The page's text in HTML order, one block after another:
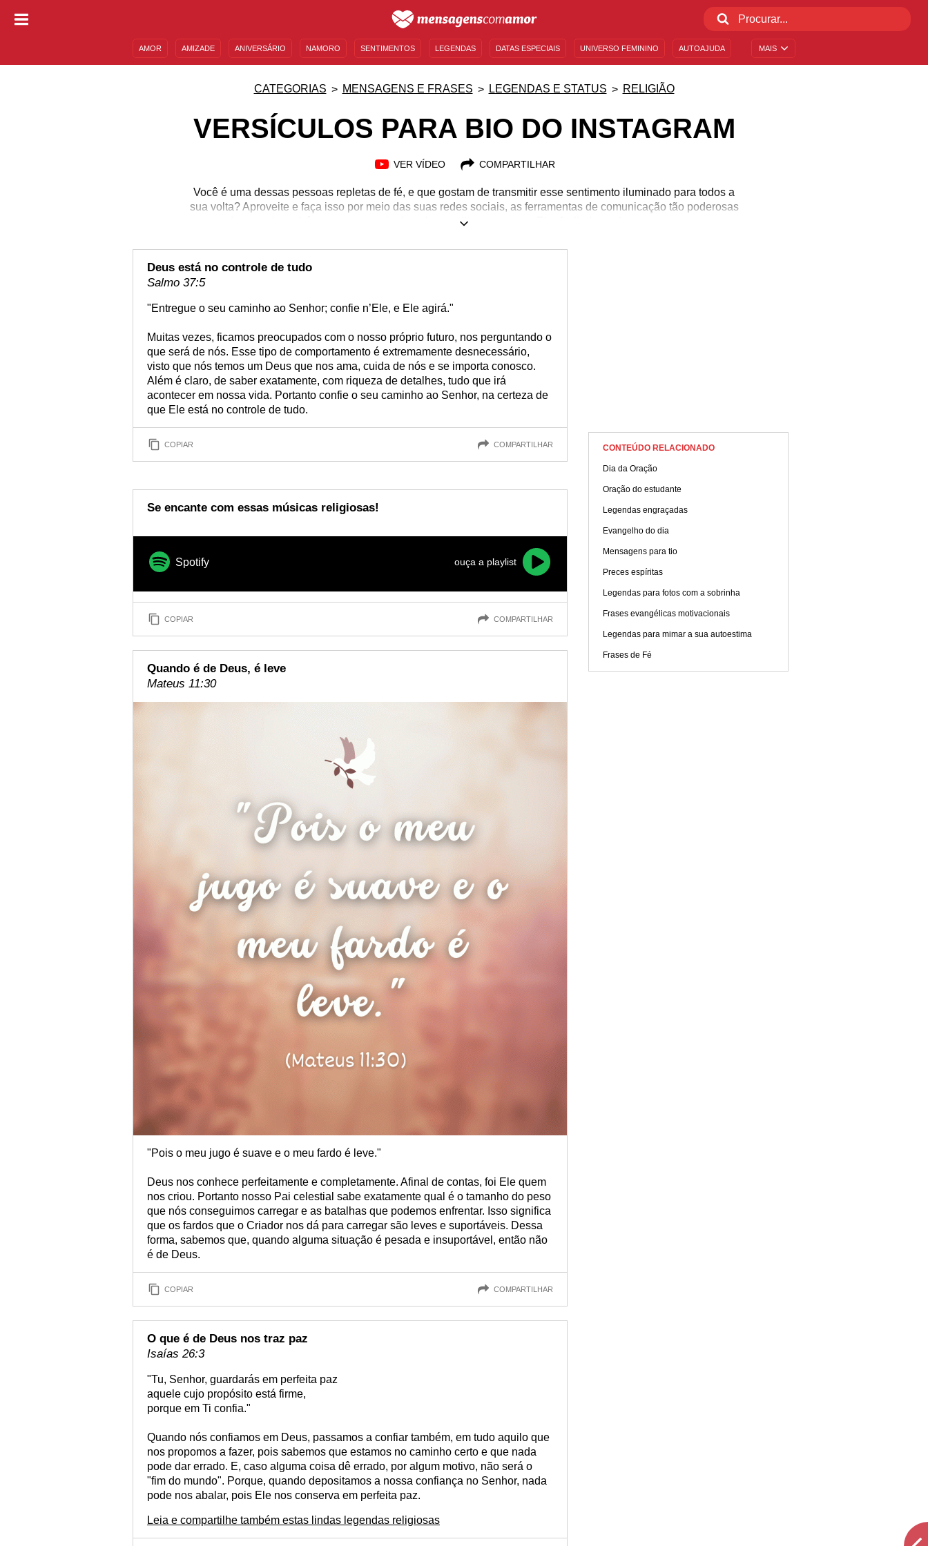
MAIS
AMOR AMIZADE ANIVERSÁRIO NAMORO SENTIMENTOS LEGENDAS DATAS ESPECIAIS UNIVERSO FEMININO AUTOAJUDA
CATEGORIAS MENSAGENS E FRASES LEGENDAS E STATUS RELIGIÃO
VERSÍCULOS PARA BIO DO INSTAGRAM
VER VÍDEO COMPARTILHAR
Você é uma dessas pessoas repletas de fé, e que gostam de transmitir esse sentimento iluminado para todos a
sua volta? Aproveite e faça isso por meio das suas redes sociais, as ferramentas de comunicação tão poderosas
que podem servir também como um meio de palavras ditas por e para Ele. As lindas palavras que expressam a
que separamos para você nesta página. Mas como colocar versículo na biografia do Instagram? Se você ainda
não sabe, comece pelo primeiro passo: encontrando o que colocar ainda mais luz sobre o que está dentro de
Deus está no controle de tudo
Salmo 37:5
"Entregue o seu caminho ao Senhor; confie n’Ele, e Ele agirá."
Muitas vezes, ficamos preocupados com o nosso próprio futuro, nos perguntando o
que será de nós. Esse tipo de comportamento é extremamente desnecessário,
visto que nós temos um Deus que nos ama, cuida de nós e se importa conosco.
Além é claro, de saber exatamente, com riqueza de detalhes, tudo que irá
acontecer em nossa vida. Portanto confie o seu caminho ao Senhor, na certeza de
que Ele está no controle de tudo.
COPIAR COMPARTILHAR
Se encante com essas músicas religiosas!
Spotify ouça a playlist
COPIAR COMPARTILHAR
Quando é de Deus, é leve
Mateus 11:30
"Pois o meu jugo é suave e o meu fardo é leve."
Deus nos conhece perfeitamente e completamente. Afinal de contas, foi Ele quem
nos criou. Portanto nosso Pai celestial sabe exatamente qual é o tamanho do peso
que nós conseguimos carregar e as batalhas que podemos enfrentar. Isso significa
que os fardos que o Criador nos dá para carregar são leves e suportáveis. Dessa
forma, sabemos que, quando alguma situação é pesada e insuportável, então não
é de Deus.
COPIAR COMPARTILHAR
O que é de Deus nos traz paz
Isaías 26:3
"Tu, Senhor, guardarás em perfeita paz
aquele cujo propósito está firme,
porque em Ti confia."
Quando nós confiamos em Deus, passamos a confiar também, em tudo aquilo que
nos propomos a fazer, pois sabemos que estamos no caminho certo e que nada
pode dar errado. E, caso alguma coisa dê errado, por algum motivo, não será o
"fim do mundo". Porque, quando depositamos a nossa confiança no Senhor, nada
pode nos abalar, pois Ele nos conserva em perfeita paz.
Leia e compartilhe também estas lindas legendas religiosas
CONTEÚDO RELACIONADO
Dia da Oração
Oração do estudante
Legendas engraçadas
Evangelho do dia
Mensagens para tio
Preces espíritas
Legendas para fotos com a sobrinha
Frases evangélicas motivacionais
Legendas para mimar a sua autoestima
Frases de Fé